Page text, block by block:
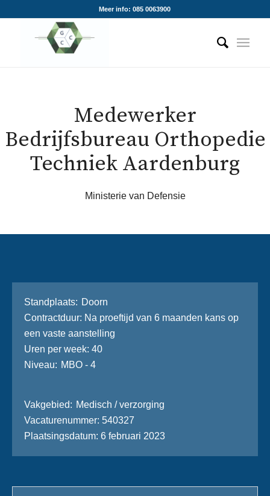
Meer info: 085 0063900
Medewerker
Bedrijfsbureau Orthopedie
Techniek Aardenburg
Ministerie van Defensie
Stand­plaats
Doorn
Contractduur Na proeftijd van 6 maanden kans op
een vaste aanstelling
Uren per week 40
Niveau
MBO - 4
Vakgebied
Medisch / verzorging
Vacaturenummer 540327
Plaatsingsdatum 6 februari 2023